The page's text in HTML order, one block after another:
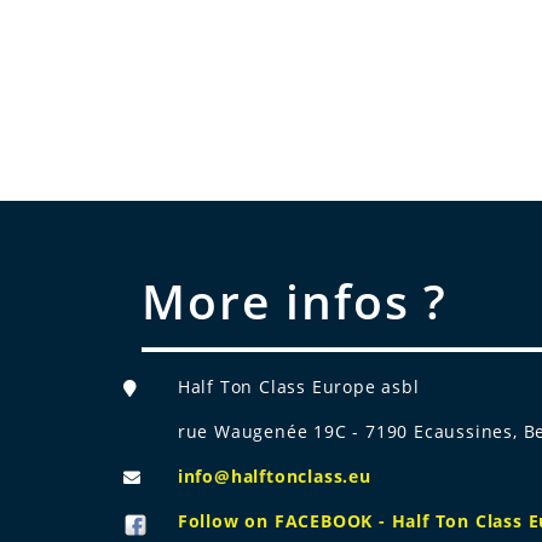
More infos ?
Half Ton Class Europe asbl
rue Waugenée 19C - 7190 Ecaussines,
info@halftonclass.eu
Follow on FACEBOOK - Half Ton Class